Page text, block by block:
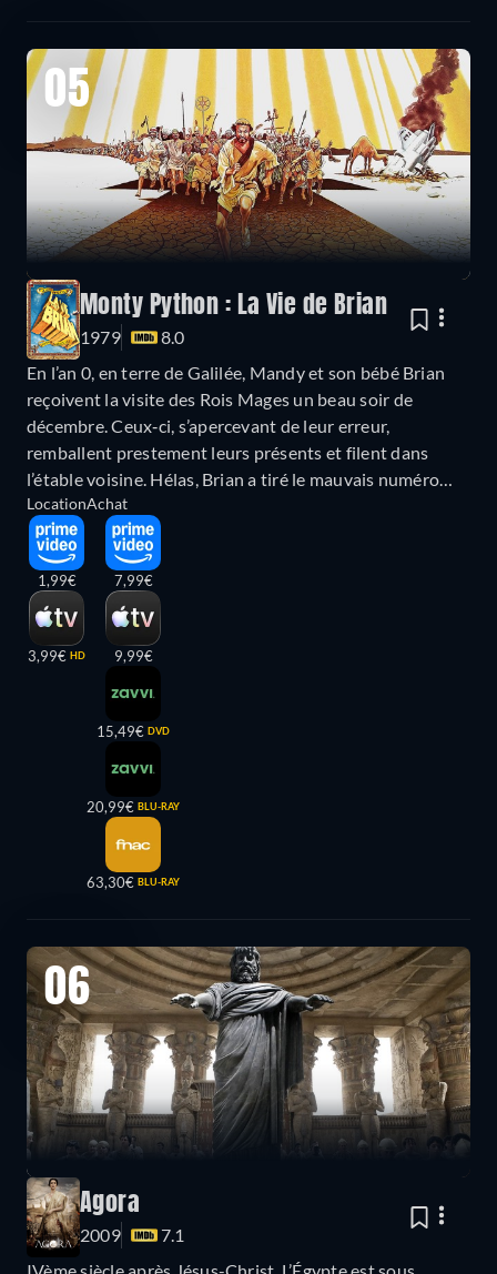
05
Monty Python : La Vie de Brian
1979
8.0
En l’an 0, en terre de Galilée, Mandy et son bébé Brian
reçoivent la visite des Rois Mages un beau soir de
décembre. Ceux‐ci, s’apercevant de leur erreur,
remballent prestement leurs présents et filent dans
l’étable voisine. Hélas, Brian a tiré le mauvais numéro…
Location
1,99€
3,99€ HD
Achat
7,99€
9,99€
15,49€ DVD
20,99€ BLU-RAY
63,30€ BLU-RAY
06
Agora
2009
7.1